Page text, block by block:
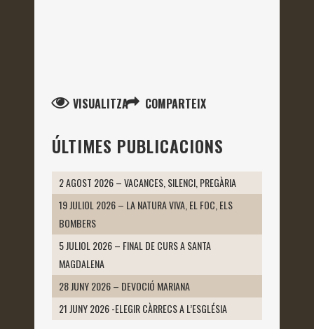
VISUALITZA COMPARTEIX
ÚLTIMES PUBLICACIONS
2 AGOST 2026 – VACANCES, SILENCI, PREGÀRIA
19 JULIOL 2026 – LA NATURA VIVA, EL FOC, ELS
BOMBERS
5 JULIOL 2026 – FINAL DE CURS A SANTA
MAGDALENA
28 JUNY 2026 – DEVOCIÓ MARIANA
21 JUNY 2026 -ELEGIR CÀRRECS A L’ESGLÉSIA